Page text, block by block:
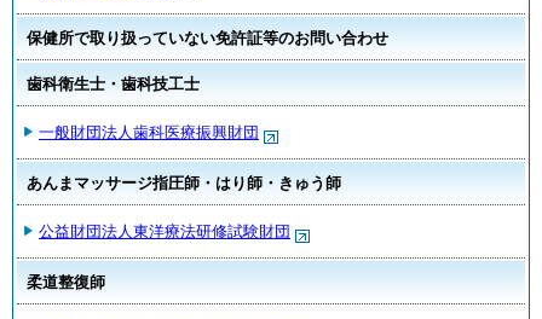
保健所で取り扱っていない免許証等のお問い合わせ
歯科衛生士・歯科技工士
一般財団法人歯科医療振興財団
あんまマッサージ指圧師・はり師・きゅう師
公益財団法人東洋療法研修試験財団
柔道整復師